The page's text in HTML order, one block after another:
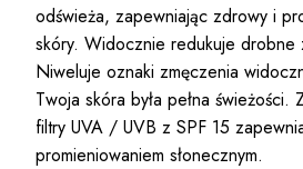
odświeża, zapewniając zdrowy i
skóry. Widocznie redukuje drobne
Niweluje oznaki zmęczenia
Twoja skóra była pełna świeżości.
filtry UVA / UVB z SPF 15
promieniowaniem słonecznym.